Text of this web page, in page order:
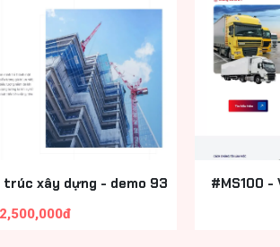
trúc xây dựng - demo 93
2,500,000đ
#MS100